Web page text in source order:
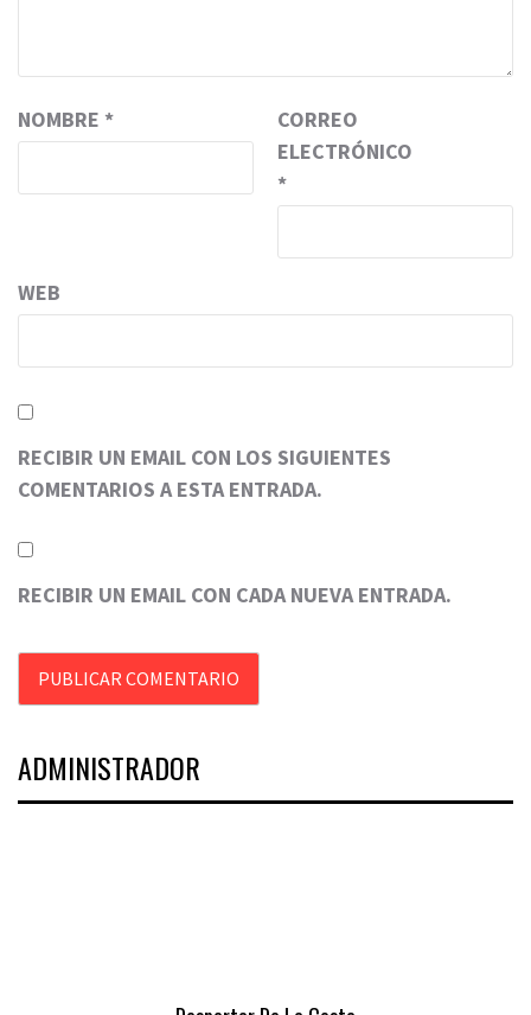
NOMBRE *
CORREO
ELECTRÓNICO
*
WEB
RECIBIR UN EMAIL CON LOS SIGUIENTES
COMENTARIOS A ESTA ENTRADA.
RECIBIR UN EMAIL CON CADA NUEVA ENTRADA.
ADMINISTRADOR